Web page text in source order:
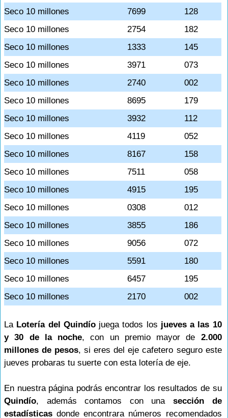
Seco 10 millones
7699
128
Seco 10 millones
2754
182
Seco 10 millones
1333
145
Seco 10 millones
3971
073
Seco 10 millones
2740
002
Seco 10 millones
8695
179
Seco 10 millones
3932
112
Seco 10 millones
4119
052
Seco 10 millones
8167
158
Seco 10 millones
7511
058
Seco 10 millones
4915
195
Seco 10 millones
0308
012
Seco 10 millones
3855
186
Seco 10 millones
9056
072
Seco 10 millones
5591
180
Seco 10 millones
6457
195
Seco 10 millones
2170 002
La Lotería del Quindíojuega todos los jueves a las 10
y 30 de la noche, con un premio mayor de 2.000
millones de pesos, si eres del eje cafetero seguro este
jueves probaras tu suerte con esta lotería de eje.
En nuestra página podrás encontrar los resultados de su
Quindío, además contamos con una sección de
estadísticas donde encontrara números recomendados